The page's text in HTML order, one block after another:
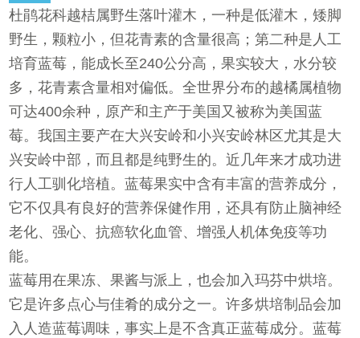
杜鹃花科越桔属野生落叶灌木，一种是低灌木，矮脚
野生，颗粒小，但花青素的含量很高；第二种是人工
培育蓝莓，能成长至240公分高，果实较大，水分较
多，花青素含量相对偏低。全世界分布的越橘属植物
可达400余种，原产和主产于美国又被称为美国蓝
莓。我国主要产在大兴安岭和小兴安岭林区尤其是大
兴安岭中部，而且都是纯野生的。近几年来才成功进
行人工驯化培植。蓝莓果实中含有丰富的营养成分，
它不仅具有良好的营养保健作用，还具有防止脑神经
老化、强心、抗癌软化血管、增强人机体免疫等功
能。
蓝莓用在果冻、果酱与派上，也会加入玛芬中烘培。
它是许多点心与佳肴的成分之一。许多烘培制品会加
入人造蓝莓调味，事实上是不含真正蓝莓成分。蓝莓